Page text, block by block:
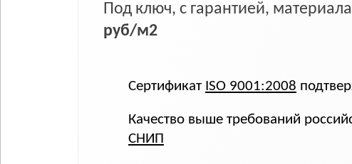
Под ключ, с гарантией,
руб/м2
Сертификат ISO 9001:2008
Качество выше требований
СНИП